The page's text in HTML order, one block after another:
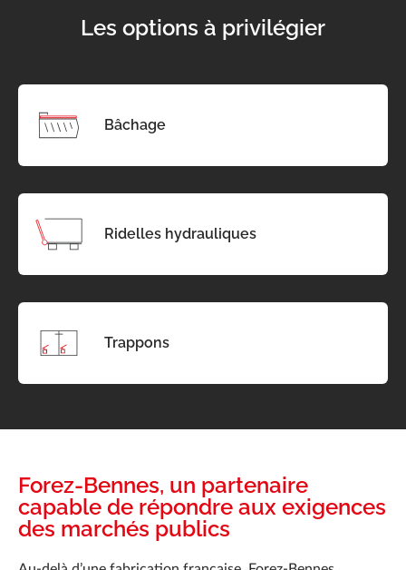
Les options à privilégier
Bâchage
Ridelles hydrauliques
Trappons
Forez-Bennes, un partenaire
capable de répondre aux exigences
des marchés publics